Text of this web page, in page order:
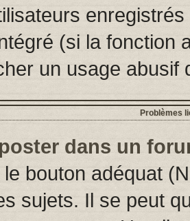
(si la fonction
un usage abusif
Problèmes
dans un
bouton adéquat
sujets. Il se peut